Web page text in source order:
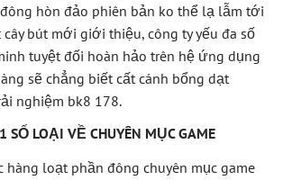
hòn đảo phiên bản ko thể lạ lẫm tới
bút mới giới thiệu, công ty yếu đa số
tuyệt đối hoàn hảo trên hệ ứng dụng
sẽ chẳng biết cất cánh bổng dạt
nghiệm bk8 178.
SỐ LOẠI VỀ CHUYÊN MỤC GAME
hàng loạt phần đông chuyên mục game